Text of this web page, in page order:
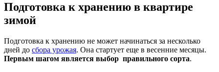
Подготовка к хранению в квартире
зимой
Подготовка к хранению не может начинаться за несколько
дней до сбора урожая. Она стартует еще в весенние месяцы.
Первым шагом является выбор правильного сорта.